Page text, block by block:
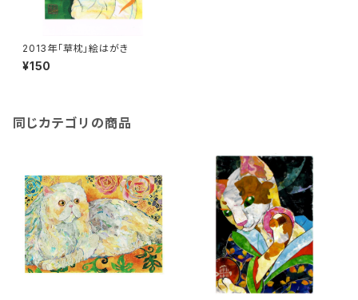
2013年「草枕」絵はがき
¥150
同じカテゴリの商品